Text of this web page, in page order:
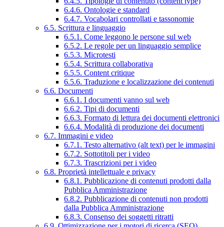
6.4.6. Ontologie e standard
6.4.7. Vocabolari controllati e tassonomie
6.5. Scrittura e linguaggio
6.5.1. Come leggono le persone sul web
6.5.2. Le regole per un linguaggio semplice
6.5.3. Microtesti
6.5.4. Scrittura collaborativa
6.5.5. Content critique
6.5.6. Traduzione e localizzazione dei contenuti
6.6. Documenti
6.6.1. I documenti vanno sul web
6.6.2. Tipi di documenti
6.6.3. Formato di lettura dei documenti elettronici
6.6.4. Modalità di produzione dei documenti
6.7. Immagini e video
6.7.1. Testo alternativo (alt text) per le immagini
6.7.2. Sottotitoli per i video
6.7.3. Trascrizioni per i video
6.8. Proprietà intellettuale e privacy
6.8.1. Pubblicazione di contenuti prodotti dalla
Pubblica Amministrazione
6.8.2. Pubblicazione di contenuti non prodotti
dalla Pubblica Amministrazione
6.8.3. Consenso dei soggetti ritratti